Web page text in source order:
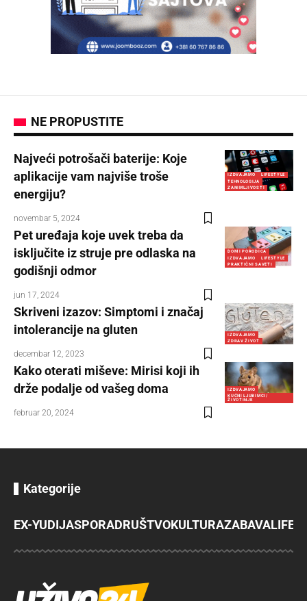
NE PROPUSTITE
IZDVAJAMO
LIFESTYLE
TEHNOLOGIJA
ZANIMLJIVOSTI
Najveći potrošači baterije: Koje
aplikacije vam najviše troše
energiju?
novembar 5, 2024
DOM I PORODICA
IZDVAJAMO
LIFESTYLE
PRAKTIČNI SAVETI
Pet uređaja koje uvek treba da
isključite iz struje pre odlaska na
godišnji odmor
jun 17, 2024
IZDVAJAMO
ZDRAV ŽIVOT
Skriveni izazov: Simptomi i značaj
intolerancije na gluten
decembar 12, 2023
IZDVAJAMO
KUĆNI LJUBIMCI/
ŽIVOTINJE
Kako oterati miševe: Mirisi koji ih
drže podalje od vašeg doma
februar 20, 2024
Kategorije
EX-YUDIJASPORADRUŠTVOKULTURAZABAVA